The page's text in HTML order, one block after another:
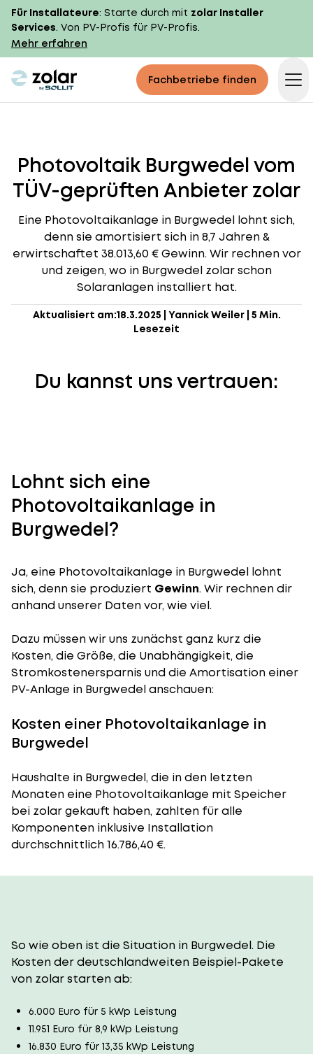
Für Installateure: Starte durch mit zolar Installer
Services. Von PV-Profis für PV-Profis.
Mehr erfahren
zolar logo Fachbetriebe finden
Photovoltaik Burgwedel vom
TÜV-geprüften Anbieter zolar
Eine Photovoltaikanlage in Burgwedel lohnt sich,
denn sie amortisiert sich in 8,7 Jahren &
erwirtschaftet 38.013,60 € Gewinn. Wir rechnen vor
und zeigen, wo in Burgwedel zolar schon
Solaranlagen installiert hat.
Aktualisiert am:18.3.2025 Yannick Weiler| 5 Min.
Lesezeit
Du kannst uns vertrauen:
Lohnt sich eine
Photovoltaikanlage in
Burgwedel?
Ja, eine Photovoltaikanlage in Burgwedel lohnt
sich, denn sie produziert Gewinn. Wir rechnen dir
anhand unserer Daten vor, wie viel.
Dazu müssen wir uns zunächst ganz kurz die
Kosten, die Größe, die Unabhängigkeit, die
Stromkostenersparnis und die Amortisation einer
PV-Anlage in Burgwedel anschauen:
Kosten einer Photovoltaikanlage in
Burgwedel
Haushalte in Burgwedel, die in den letzten
Monaten eine Photovoltaikanlage mit Speicher
bei zolar gekauft haben, zahlten für alle
Komponenten inklusive Installation
durchschnittlich 16.786,40 €.
So wie oben ist die Situation in Burgwedel. Die
Kosten der deutschlandweiten Beispiel-Pakete
von zolar starten ab:
6.000 Euro für 5 kWp Leistung
11.951 Euro für 8,9 kWp Leistung
16.830 Euro für 13,35 kWp Leistung